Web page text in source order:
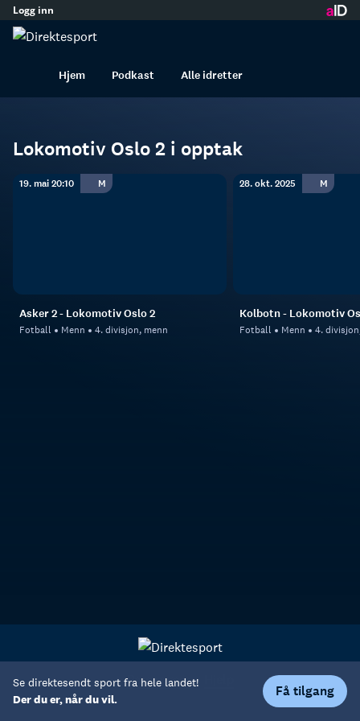
innhold
Logg inn
Hjem Podkast Alle idretter
Se direktesendt sport fra hele landet!
Der du er, når du vil.
Få tilgang
Lokomotiv Oslo 2
Lokomotiv Oslo 2 i opptak
19. mai 20:10 M
Asker 2 - Lokomotiv Oslo 2
Fotball Menn 4. divisjon, menn
28. okt. 2025 M
Kolbotn - Lokomotiv
Fotball Menn 4.
Personvern